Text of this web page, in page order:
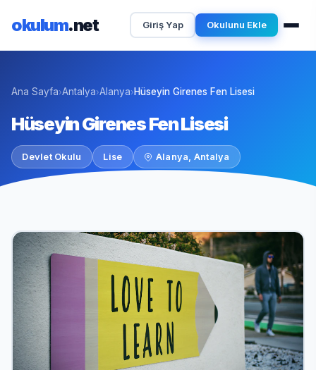
okulum.net Giriş Yap Okulunu Ekle
Ana Sayfa›Antalya›Alanya› Hüseyin Girenes Fen Lisesi
Hüseyin Girenes Fen Lisesi
Devlet Okulu Lise Alanya, Antalya